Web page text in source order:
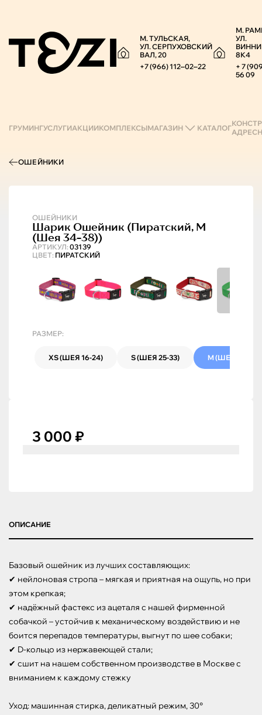
М. ТУЛЬСКАЯ,
УЛ. СЕРПУХОВСКИЙ
ВАЛ, 20
+7 (966) 112‒02‒22
М.
УЛ.
8К4
+ 7
56 09
ГРУМИНГУСЛУГИАКЦИИКОМПЛЕКСЫМАГАЗИН КАТАЛОГ
ОШЕЙНИКИ
ОШЕЙНИКИ
АРТИКУЛ: 03139
Шарик Ошейник (пиратский, M
(шея 34-38))
ЦВЕТ: ПИРАТСКИЙ
РАЗМЕР:
XS (ШЕЯ 16-24) S (ШЕЯ 25-33) M (ШЕЯ 34-38)
3 000 ₽
ОПИСАНИЕ
Базовый ошейник из лучших составляющих:
✔ нейлоновая стропа – мягкая и приятная на ощупь, но при
этом крепкая;
✔ надёжный фастекс из ацеталя с нашей фирменной
собачкой – устойчив к механическому воздействию и не
боится перепадов температуры, выгнут по шее собаки;
✔ D-кольцо из нержавеющей стали;
✔ сшит на нашем собственном производстве в Москве с
вниманием к каждому стежку
Уход: машинная стирка, деликатный режим, 30°